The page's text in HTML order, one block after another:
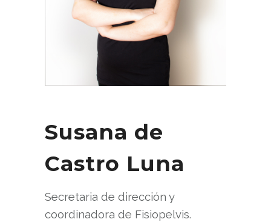
Susana de
Castro Luna
Secretaria de dirección y
coordinadora de Fisiopelvis.